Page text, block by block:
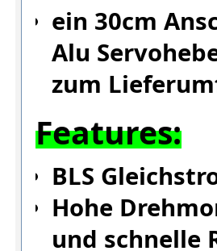
ein 30cm
Alu
zum
Features:
BLS
Hohe
und schnelle